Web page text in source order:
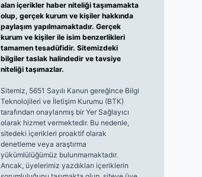
alan içerikler haber niteliği taşımamakta
olup, gerçek kurum ve kişiler hakkında
paylaşım yapılmamaktadır. Gerçek
kurum ve kişiler ile isim benzerlikleri
tamamen tesadüfidir. Sitemizdeki
bilgiler taslak halindedir ve tavsiye
niteliği taşımazlar.
Sitemiz, 5651 Sayılı Kanun gereğince Bilgi
Teknolojileri ve İletişim Kurumu (BTK)
tarafından onaylanmış bir Yer Sağlayıcı
olarak hizmet vermektedir. Bu nedenle,
sitedeki içerikleri proaktif olarak
denetleme veya araştırma
yükümlülüğümüz bulunmamaktadır.
Ancak, üyelerimiz yazdıkları içeriklerin